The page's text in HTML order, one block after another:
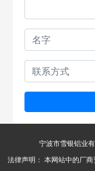
宁波市雪银铝业
法律声明： 本网站中的厂